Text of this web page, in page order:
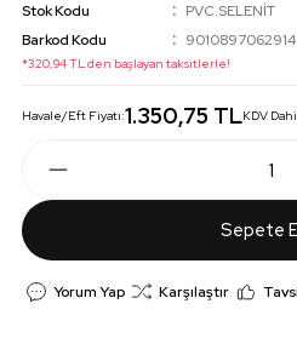
Stok Kodu
PVC.SELENİT
Barkod Kodu
9010897062914
*320,94 TL den başlayan taksitlerle!
Havale/Eft Fiyatı:1.350,75 TLKDV
Sepete
Yorum Yap Karşılaştır